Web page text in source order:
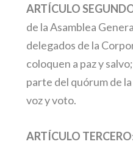
ARTÍCULO
de la Asamblea
delegados de la
coloquen a paz y
parte del quórum de
voz y voto.
ARTÍCULO TERCERO